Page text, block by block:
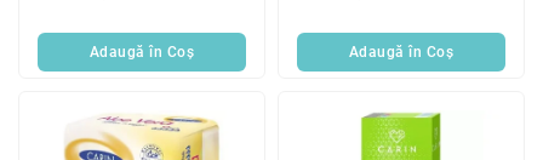
Adaugă în Coş Adaugă în Coş